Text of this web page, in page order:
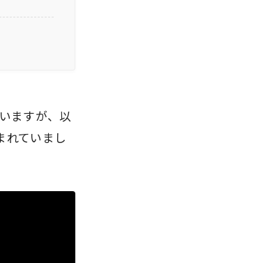
ますが、以
れていまし